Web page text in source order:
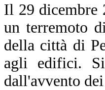
Il 29 dicembre
un terremoto
della città di
agli edifici.
dall'avvento